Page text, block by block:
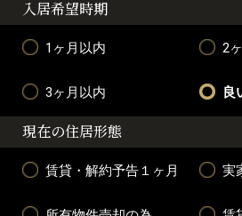
入居希望時期
1ヶ月以内 2
3ヶ月以内 良
現在の住居形態
賃貸・解約予告１ヶ月 実